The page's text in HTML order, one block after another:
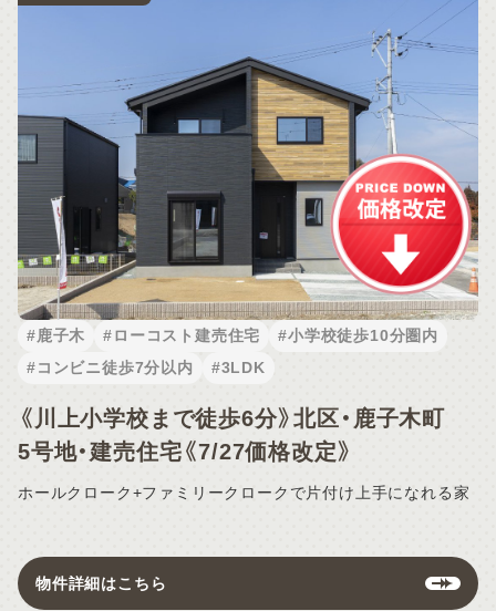
#鹿子木 #ローコスト建売住宅
#小学校徒歩10分圏内
#コンビニ徒歩7分以内
#3LDK
《川上小学校まで徒歩6分》北区・鹿子木町
5号地・建売住宅《7/27価格改定》
ホールクローク+ファミリークロークで片付け上手になれる家
物件詳細はこちら